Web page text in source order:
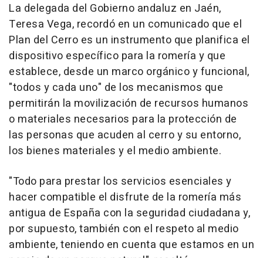
La delegada del Gobierno andaluz en Jaén,
Teresa Vega, recordó en un comunicado que el
Plan del Cerro es un instrumento que planifica el
dispositivo específico para la romería y que
establece, desde un marco orgánico y funcional,
"todos y cada uno" de los mecanismos que
permitirán la movilización de recursos humanos
o materiales necesarios para la protección de
las personas que acuden al cerro y su entorno,
los bienes materiales y el medio ambiente.
"Todo para prestar los servicios esenciales y
hacer compatible el disfrute de la romería más
antigua de España con la seguridad ciudadana y,
por supuesto, también con el respeto al medio
ambiente, teniendo en cuenta que estamos en un